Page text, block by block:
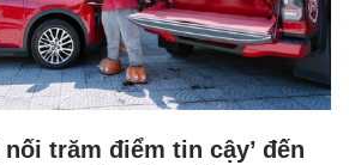
trăm điểm tin cậy’ đến